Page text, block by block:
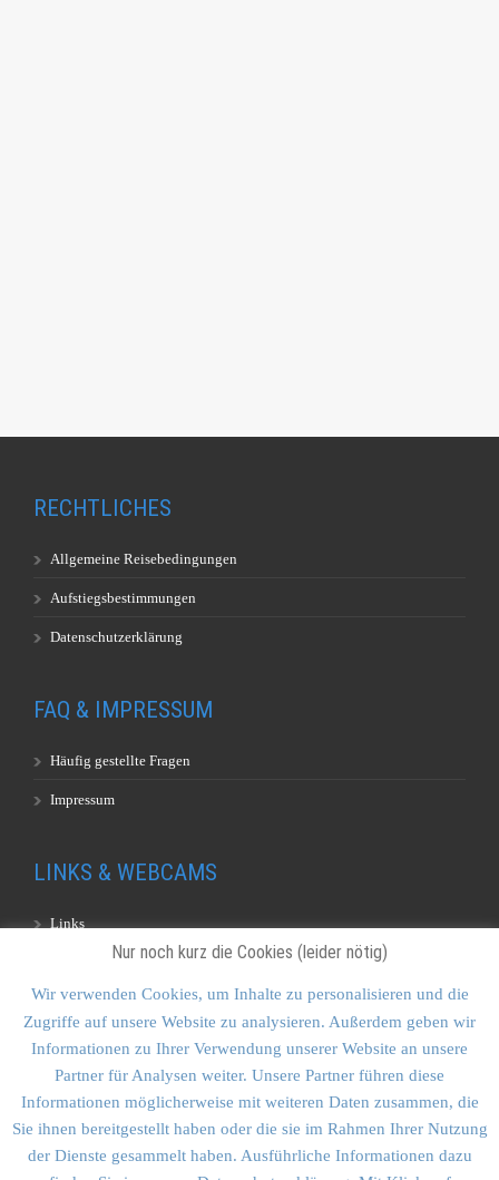
RECHTLICHES
Allgemeine Reisebedingungen
Aufstiegsbestimmungen
Datenschutzerklärung
FAQ & IMPRESSUM
Häufig gestellte Fragen
Impressum
LINKS & WEBCAMS
Links
KONTAKT & SITEMAP
Kontakt
Sitemap
Vulkankultour-BUFF®
Nur noch kurz die Cookies (leider nötig)
Wir verwenden Cookies, um Inhalte zu personalisieren und die
Zugriffe auf unsere Website zu analysieren. Außerdem geben wir
Informationen zu Ihrer Verwendung unserer Website an unsere
Partner für Analysen weiter. Unsere Partner führen diese
Informationen möglicherweise mit weiteren Daten zusammen, die
Sie ihnen bereitgestellt haben oder die sie im Rahmen Ihrer Nutzung
der Dienste gesammelt haben. Ausführliche Informationen dazu